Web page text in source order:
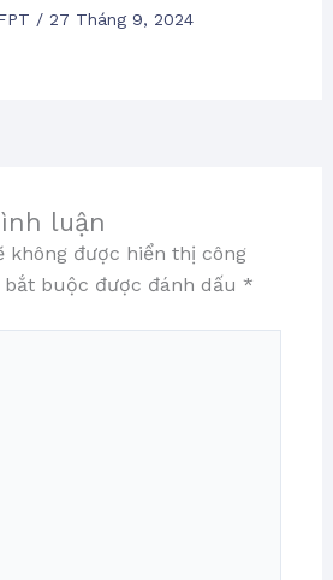
/ 27 Tháng 9, 2024
luận
không được hiển thị công
buộc được đánh dấu *